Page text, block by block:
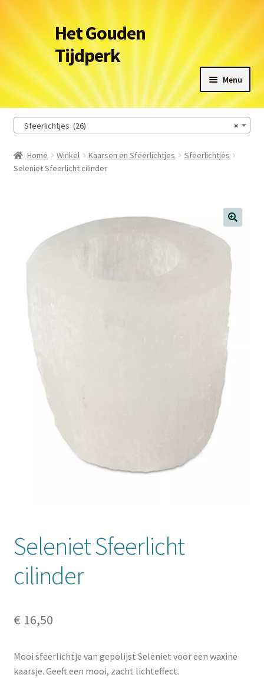
naar
navigatie
de
inhoud
Het Gouden
Tijdperk
Menu
Winkel
Het Gouden Tijdperk
Winkelmand
Afrekenen
×
Sfeerlichtjes (26)
Home Winkel Kaarsen en Sfeerlichtjes
Sfeerlichtjes
Seleniet Sfeerlicht cilinder
Seleniet Sfeerlicht
cilinder
€ 16,50
Mooi sfeerlichtje van gepolijst Seleniet voor een waxine
kaarsje. Geeft een mooi, zacht lichteffect.